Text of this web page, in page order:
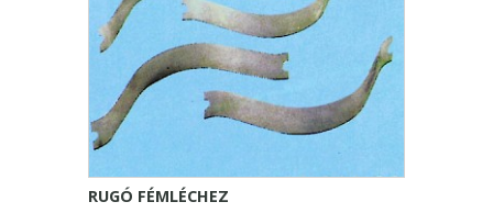
RUGÓ FÉMLÉCHEZ